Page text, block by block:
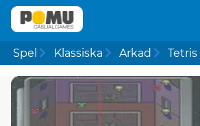
Spel Klassiska Arkad Tetris